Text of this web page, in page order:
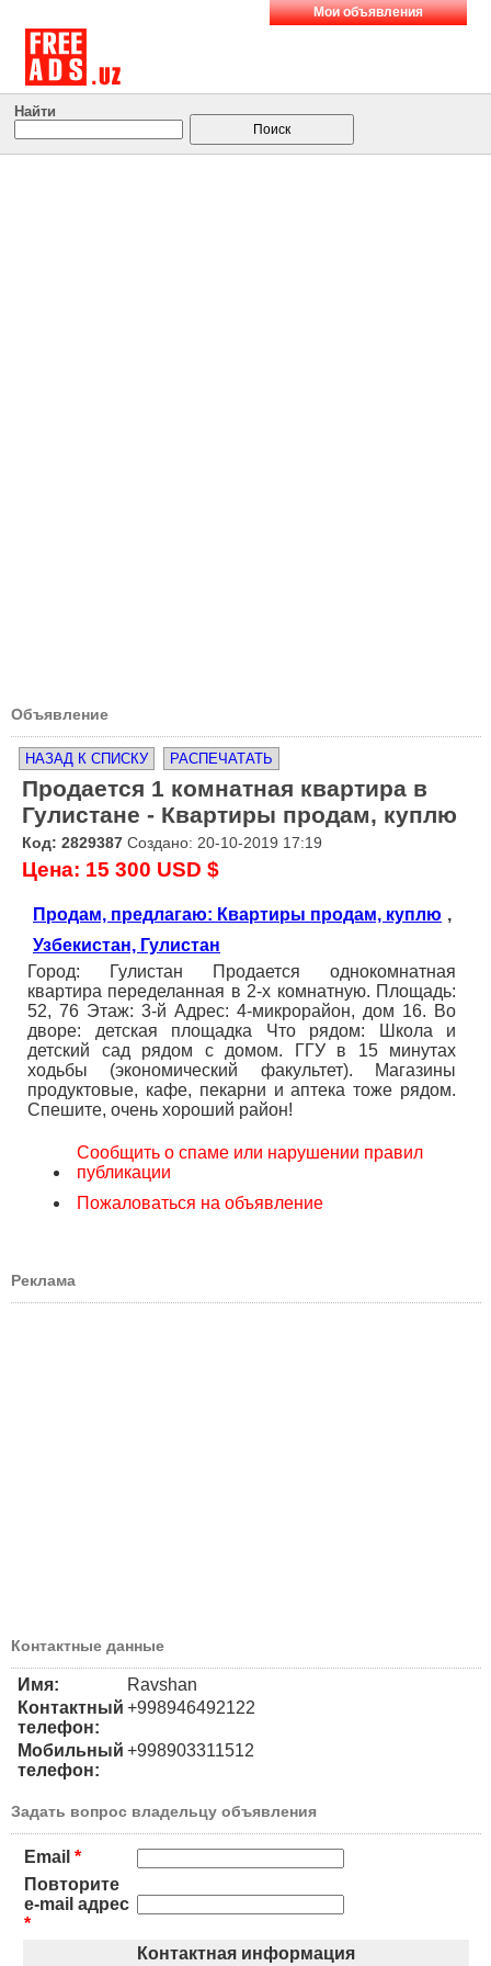
Мои объявления
Найти
Объявление
НАЗАД К СПИСКУ РАСПЕЧАТАТЬ
Продается 1 комнатная квартира в
Гулистане - Квартиры продам, куплю
Код: 2829387 Создано: 20-10-2019 17:19
Цена: 15 300 USD $
Продам, предлагаю: Квартиры продам, куплю ,
Узбекистан, Гулистан
Город: Гулистан Продается однокомнатная
квартира переделанная в 2-х комнатную. Площадь:
52, 76 Этаж: 3-й Адрес: 4-микрорайон, дом 16. Во
дворе: детская площадка Что рядом: Школа и
детский сад рядом с домом. ГГУ в 15 минутах
ходьбы (экономический факультет). Магазины
продуктовые, кафе, пекарни и аптека тоже рядом.
Спешите, очень хороший район!
Сообщить о спаме или нарушении правил
публикации
Пожаловаться на объявление
Реклама
Контактные данные
Имя:
Ravshan
Контактный
телефон:
+998946492122
Мобильный
телефон:
+998903311512
Задать вопрос владельцу объявления
Email *
Повторите
e-mail адрес
*
Контактная информация